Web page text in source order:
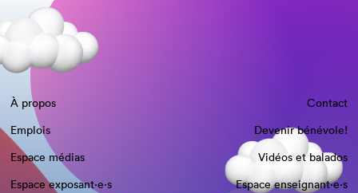
À propos
Contact
Emplois
Devenir bénévole!
Espace médias
Vidéos et balados
Espace exposant·e⋅s
Espace enseignant·e⋅s